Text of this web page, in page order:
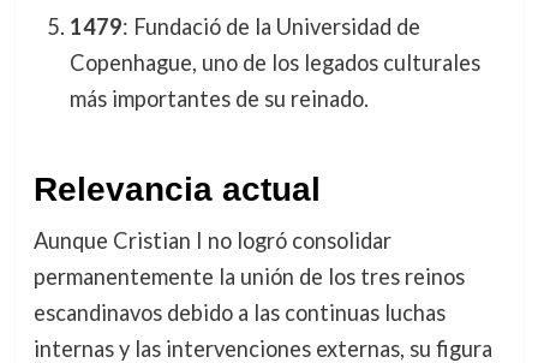
1479: Fundació de la Universidad de
Copenhague, uno de los legados culturales
más importantes de su reinado.
Relevancia actual
Aunque Cristian I no logró consolidar
permanentemente la unión de los tres reinos
escandinavos debido a las continuas luchas
internas y las intervenciones externas, su figura